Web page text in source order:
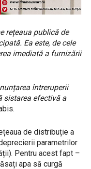
rețeaua publică de
Ea este, de cele
imediată a furnizării
întreruperii
sistarea efectivă a
de distribuție a
parametrilor
Pentru acest fapt –
apa să curgă